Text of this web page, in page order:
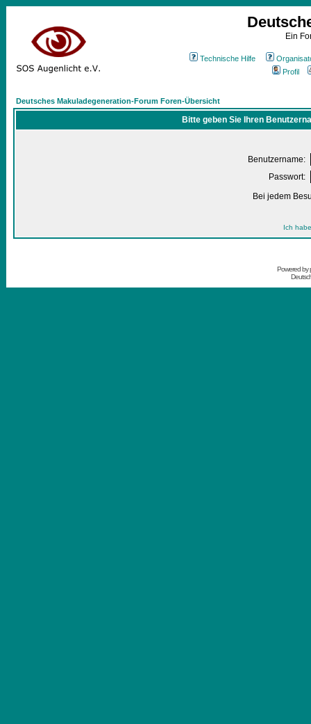
Ein
Technische Hilfe
Profil
Deutsches Makuladegeneration-Forum Foren-Übersicht
Bitte geben Sie Ihren
Benutzername:
Passwort:
Bei jedem
Ich
Powered by